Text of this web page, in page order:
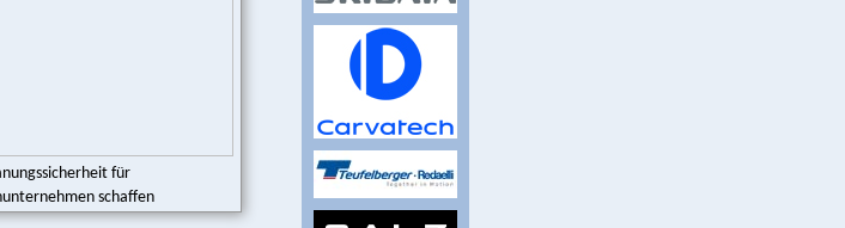
Kult-Seilbahn droht der Abriss
für
schaffen